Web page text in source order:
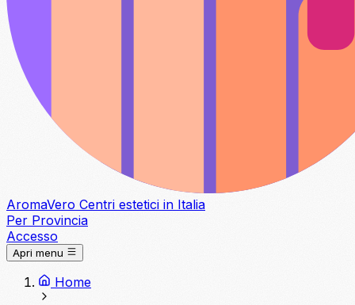
AromaVero Centri estetici in Italia
Per Provincia
Accesso
Apri menu
Home